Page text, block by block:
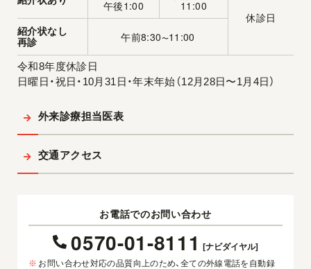
午後1:00 11:00
休診日
紹介状なし
再診
午前8:30〜11:00
令和8年度休診日
日曜日・祝日・10月31日・年末年始（12月28日〜1月4日）
外来診療担当医表
交通アクセス
お電話でのお問い合わせ
0570-01-8111 [ナビダイヤル]
※ お問い合わせ対応の品質向上のため、全ての外線電話を自動録